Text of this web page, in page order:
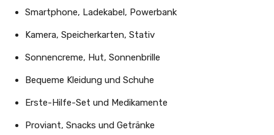
Smartphone, Ladekabel, Powerbank
Kamera, Speicherkarten, Stativ
Sonnencreme, Hut, Sonnenbrille
Bequeme Kleidung und Schuhe
Erste-Hilfe-Set und Medikamente
Proviant, Snacks und Getränke